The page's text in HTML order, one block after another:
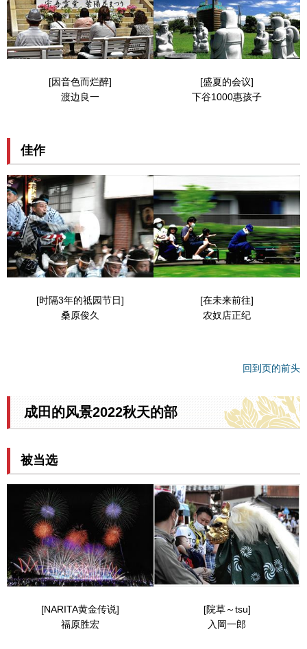
[因音色而烂醉]
渡边良一
[盛夏的会议]
下谷1000惠孩子
佳作
[时隔3年的祗园节日]
桑原俊久
[在未来前往]
农奴店正纪
回到页的前头
成田的风景2022秋天的部
被当选
[NARITA黄金传说]
福原胜宏
[院草～tsu]
入岡一郎